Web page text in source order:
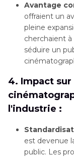
Avantage
offraient un
pleine
cherchaient
séduire un
4. Impact
l'industrie :
est devenue
public. Les